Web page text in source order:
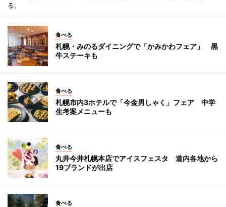
る。
食べる
札幌・みのるダイニングで「かみかわフェア」 黒
牛ステーキも
食べる
札幌市内3ホテルで「今金男しゃく」フェア 中学
生考案メニューも
食べる
丸井今井札幌本店でアイスフェスタ 道内各地から
19ブランドが出店
食べる